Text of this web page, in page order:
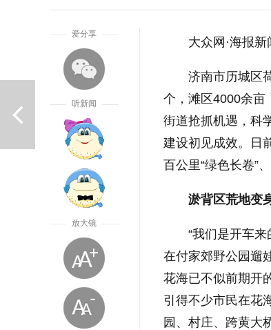
爱分享
听新闻
放大镜
大众网·海报
济南市历城区
个，滩区4000余亩
街道抢抓机遇，科
建设初见成效。日
百公里“绿色长卷”
淤背区荒地变
“我们是开车
在付家郊野公园遛
花海已不似前期开
引得不少市民在花
园、村庄、跨黄大